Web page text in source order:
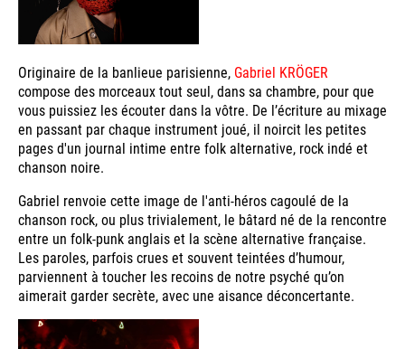
Originaire de la banlieue parisienne, Gabriel KRÖGER
compose des morceaux tout seul, dans sa chambre, pour que
vous puissiez les écouter dans la vôtre. De l’écriture au mixage
en passant par chaque instrument joué, il noircit les petites
pages d'un journal intime entre folk alternative, rock indé et
chanson noire.
Gabriel renvoie cette image de l'anti-héros cagoulé de la
chanson rock, ou plus trivialement, le bâtard né de la rencontre
entre un folk-punk anglais et la scène alternative française.
Les paroles, parfois crues et souvent teintées d’humour,
parviennent à toucher les recoins de notre psyché qu’on
aimerait garder secrète, avec une aisance déconcertante.